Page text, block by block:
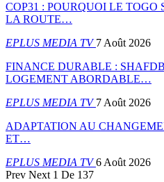
COP31 : POURQUOI LE TOGO
LA ROUTE…
EPLUS MEDIA TV7 Août 2026
FINANCE DURABLE :
LOGEMENT ABORDABLE…
EPLUS MEDIA TV7 Août 2026
ADAPTATION AU
ET…
EPLUS MEDIA TV6 Août 2026
Prev Next 1 De 137